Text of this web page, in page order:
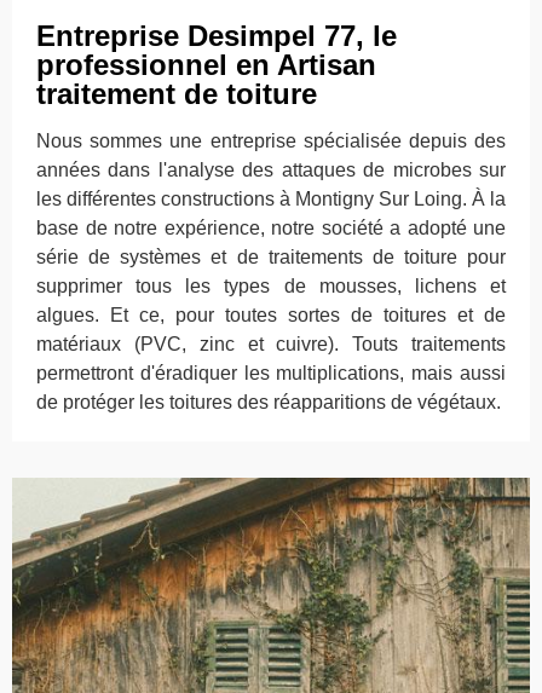
Entreprise Desimpel 77, le
professionnel en Artisan
traitement de toiture
Nous sommes une entreprise spécialisée depuis des
années dans l'analyse des attaques de microbes sur
les différentes constructions à Montigny Sur Loing. À la
base de notre expérience, notre société a adopté une
série de systèmes et de traitements de toiture pour
supprimer tous les types de mousses, lichens et
algues. Et ce, pour toutes sortes de toitures et de
matériaux (PVC, zinc et cuivre). Touts traitements
permettront d'éradiquer les multiplications, mais aussi
de protéger les toitures des réapparitions de végétaux.